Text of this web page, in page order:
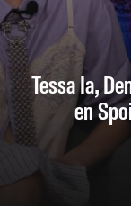
Tessa Ia,
en